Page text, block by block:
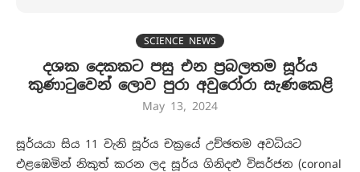
SCIENCE NEWS
දශක දෙකකට පසු එන ප්‍රබලතම සූර්ය
කුණාටුවෙන් ලොව පුරා අවුරෝරා සැණකෙළි
May 13, 2024
සූර්යයා සිය 11 වැනි සූර්ය චක්‍රයේ උච්ඡතම අවධියට
එළඹෙමින් නිකුත් කරන ලද සූර්ය ගිනිදළු විසර්ජන (coronal